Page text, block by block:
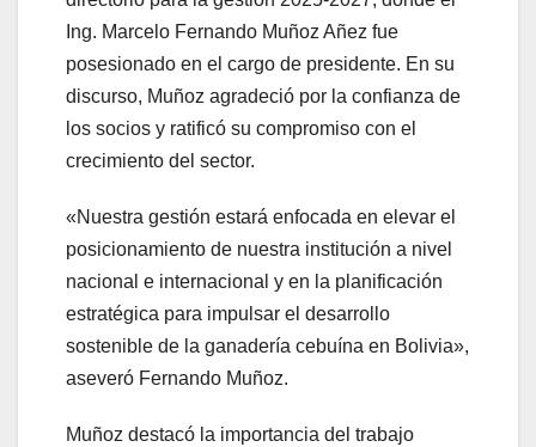
Ing. Marcelo Fernando Muñoz Añez fue
posesionado en el cargo de presidente. En su
discurso, Muñoz agradeció por la confianza de
los socios y ratificó su compromiso con el
crecimiento del sector.
«Nuestra gestión estará enfocada en elevar el
posicionamiento de nuestra institución a nivel
nacional e internacional y en la planificación
estratégica para impulsar el desarrollo
sostenible de la ganadería cebuína en Bolivia»,
aseveró Fernando Muñoz.
Muñoz destacó la importancia del trabajo